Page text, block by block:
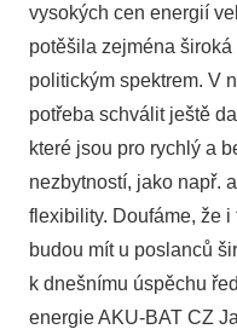
vysokých cen energií
potěšila zejména
politickým spektrem. V
potřeba schválit ještě
které jsou pro rychlý a
nezbytností, jako např.
flexibility. Doufáme, že
budou mít u poslanců
k dnešnímu úspěchu
energie AKU-BAT CZ